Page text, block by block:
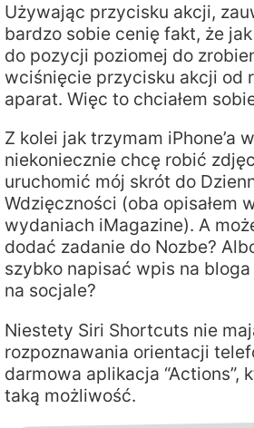
Używając przycisku akcji,
bardzo sobie cenię fakt, że jak
do pozycji poziomej do
wciśnięcie przycisku akcji od
aparat. Więc to chciałem
Z kolei jak trzymam iPhone’a
niekoniecznie chcę robić
uruchomić mój skrót do
Wdzięczności (oba opisałem
wydaniach iMagazine). A
dodać zadanie do Nozbe?
szybko napisać wpis na
na socjale?
Niestety Siri Shortcuts nie
rozpoznawania orientacji
darmowa aplikacja “Actions”,
taką możliwość.